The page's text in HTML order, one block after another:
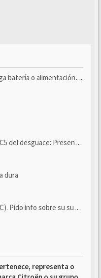
o alimentación eléctri...
Presentación y seguimiento
dura
info sobre su sustitución
representa o